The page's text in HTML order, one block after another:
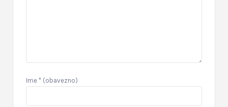
Ime * (obavezno)